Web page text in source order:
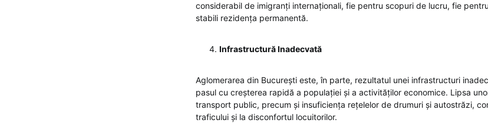
considerabil de imigranți internaționali, fie pentru scopuri de lucru, fie
stabili rezidența permanentă.
Infrastructură Inadecvată
Aglomerarea din București este, în parte, rezultatul unei infrastructuri
pasul cu creșterea rapidă a populației și a activităților economice. Lipsa
transport public, precum și insuficiența rețelelor de drumuri și autostrăzi,
traficului și la disconfortul locuitorilor.